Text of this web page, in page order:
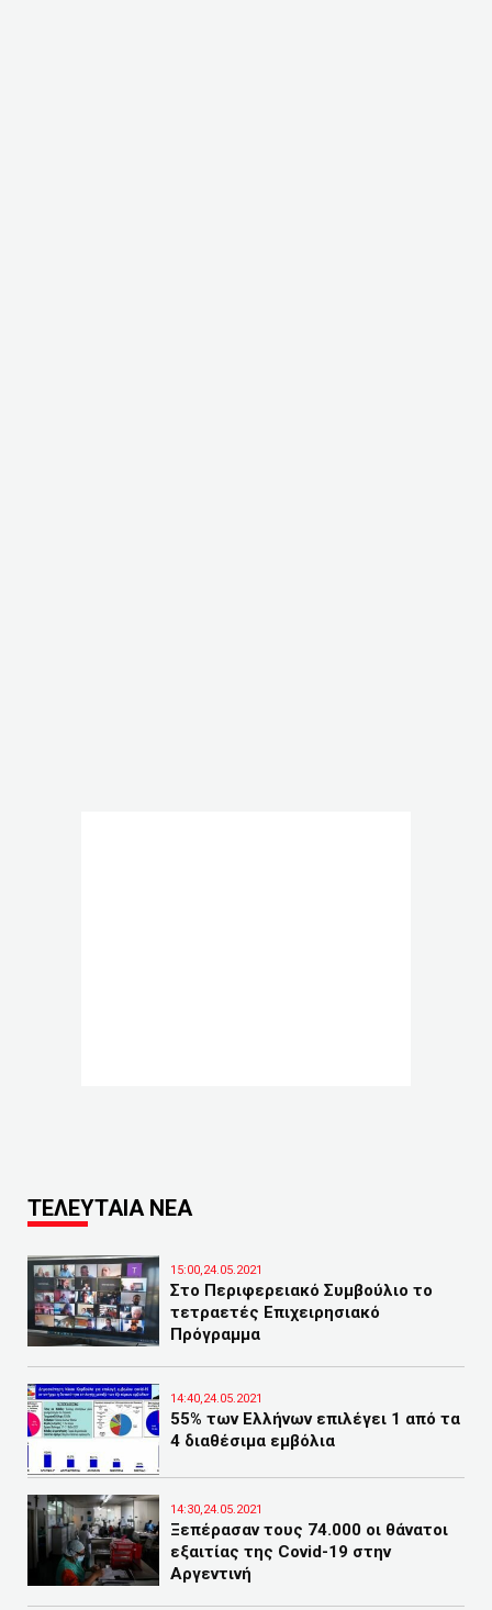
ΤΕΛΕΥΤΑΙΑ ΝΕΑ
15:00,24.05.2021
Στο Περιφερειακό Συμβούλιο το
τετραετές Επιχειρησιακό
Πρόγραμμα
14:40,24.05.2021
55% των Ελλήνων επιλέγει 1 από τα
4 διαθέσιμα εμβόλια
14:30,24.05.2021
Ξεπέρασαν τους 74.000 οι θάνατοι
εξαιτίας της Covid-19 στην
Αργεντινή